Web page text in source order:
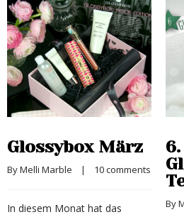
Glossybox März
By Melli Marble
    |
10 comments
In diesem Monat hat das
By